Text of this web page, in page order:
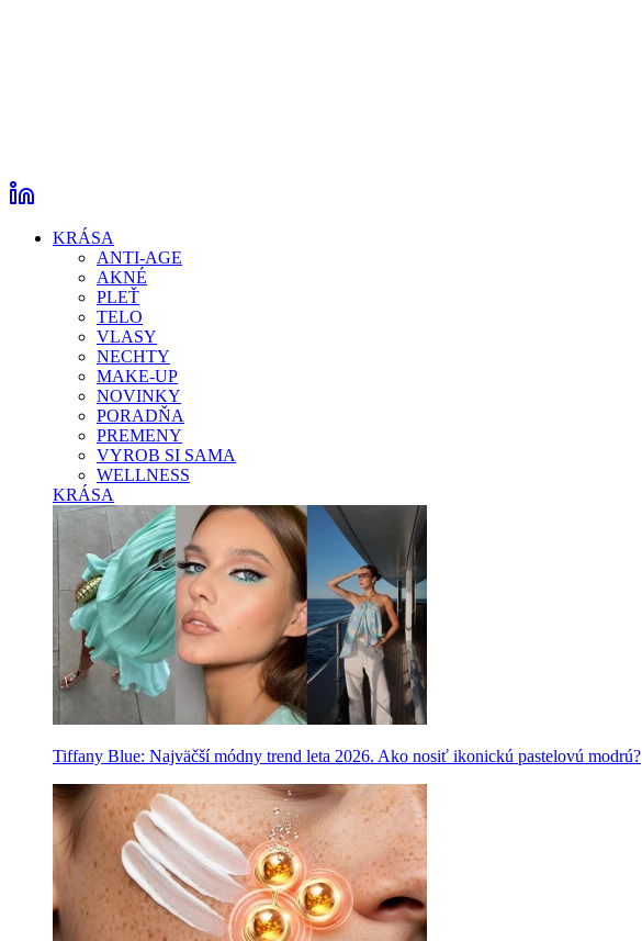
KRÁSA
ANTI-AGE
AKNÉ
PLEŤ
TELO
VLASY
NECHTY
MAKE-UP
NOVINKY
PORADŇA
PREMENY
VYROB SI SAMA
WELLNESS
KRÁSA
Tiffany Blue: Najväčší módny trend leta 2026. Ako nosiť ikonickú pastelovú modrú?